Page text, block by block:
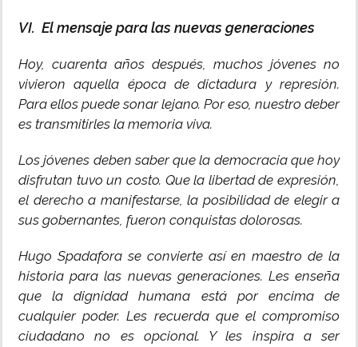
VI. El mensaje para las nuevas generaciones
Hoy, cuarenta años después, muchos jóvenes no
vivieron aquella época de dictadura y represión.
Para ellos puede sonar lejano. Por eso, nuestro deber
es transmitirles la memoria viva.
Los jóvenes deben saber que la democracia que hoy
disfrutan tuvo un costo. Que la libertad de expresión,
el derecho a manifestarse, la posibilidad de elegir a
sus gobernantes, fueron conquistas dolorosas.
Hugo Spadafora se convierte así en maestro de la
historia para las nuevas generaciones. Les enseña
que la dignidad humana está por encima de
cualquier poder. Les recuerda que el compromiso
ciudadano no es opcional. Y les inspira a ser